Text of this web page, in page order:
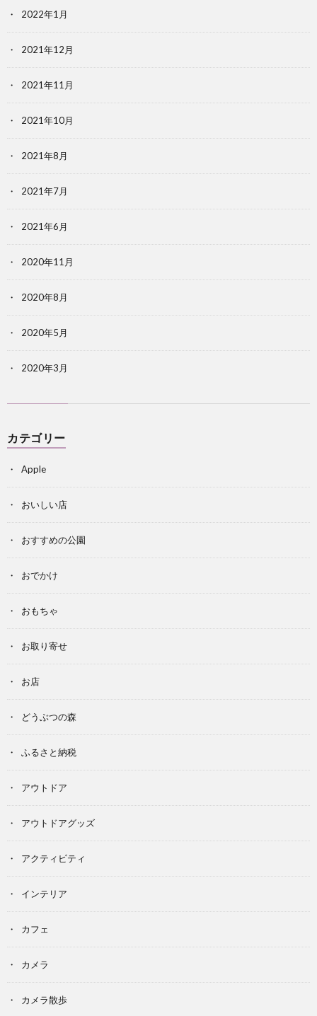
2022年1月
2021年12月
2021年11月
2021年10月
2021年8月
2021年7月
2021年6月
2020年11月
2020年8月
2020年5月
2020年3月
カテゴリー
Apple
おいしい店
おすすめの公園
おでかけ
おもちゃ
お取り寄せ
お店
どうぶつの森
ふるさと納税
アウトドア
アウトドアグッズ
アクティビティ
インテリア
カフェ
カメラ
カメラ散歩